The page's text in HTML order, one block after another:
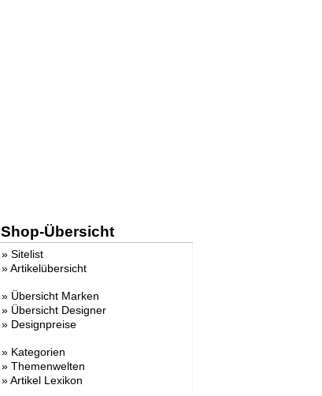
Shop-Übersicht
» Sitelist
»Artikelübersicht
» Übersicht Marken
» Übersicht Designer
» Designpreise
» Kategorien
» Themenwelten
»Artikel Lexikon